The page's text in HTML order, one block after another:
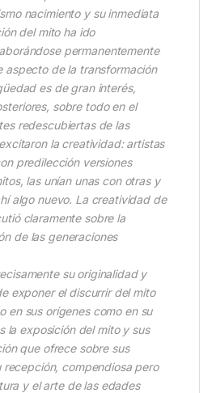
nacimiento y su inmediata
del mito ha ido
permanentemente
aspecto de la transformación
es de gran interés,
sobre todo en el
redescubiertas de las
la creatividad: artistas
predilección versiones
las unían unas con otras y
algo nuevo. La creatividad de
claramente sobre la
de las generaciones
su originalidad y
exponer el discurrir del mito
en sus orígenes como en su
la exposición del mito y sus
que ofrece sobre sus
recepción, compendiosa pero
y el arte de las edades